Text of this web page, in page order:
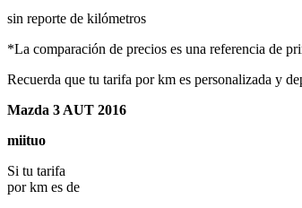
sin reporte de kilómetros
*La comparación de precios es una referencia de
Recuerda que tu tarifa por km es personalizada y
Mazda 3 AUT 2016
miituo
Si tu tarifa
por km es de